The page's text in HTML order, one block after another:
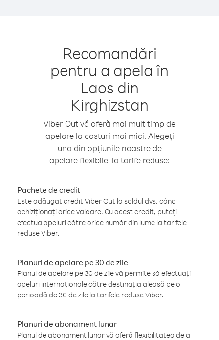
Recomandări
pentru a apela în
Laos din
Kirghizstan
Viber Out vă oferă mai mult timp de
apelare la costuri mai mici. Alegeți
una din opțiunile noastre de
apelare flexibile, la tarife reduse:
Pachete de credit
Este adăugat credit Viber Out la soldul dvs. când
achiziționați orice valoare. Cu acest credit, puteți
efectua apeluri către orice număr din lume la tarifele
reduse Viber.
Planuri de apelare pe 30 de zile
Planul de apelare pe 30 de zile vă permite să efectuați
apeluri internaționale către destinația aleasă pe o
perioadă de 30 de zile la tarifele reduse Viber.
Planuri de abonament lunar
Planul de abonament lunar vă oferă flexibilitatea de a